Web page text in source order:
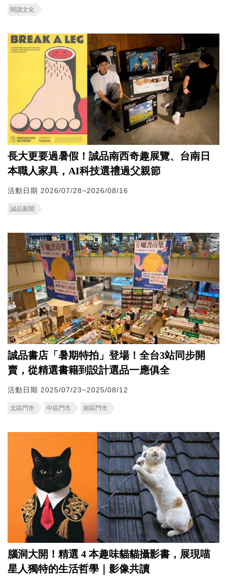
閱讀文化
長大更要過暑假！誠品南西奇趣展覽、台南日
本職人家具，AI科技選禮過父親節
活動日期 2026/07/28~2026/08/16
誠品新聞
誠品書店「暑期特拍」登場！全台3站同步開
賣，從精選書籍到設計選品一應俱全
活動日期 2025/07/23~2025/08/12
北區門市 中區門市 南區門市
腦洞大開！精選 4 本趣味貓貓攝影書，展現喵
星人獨特的生活哲學｜影像共讀